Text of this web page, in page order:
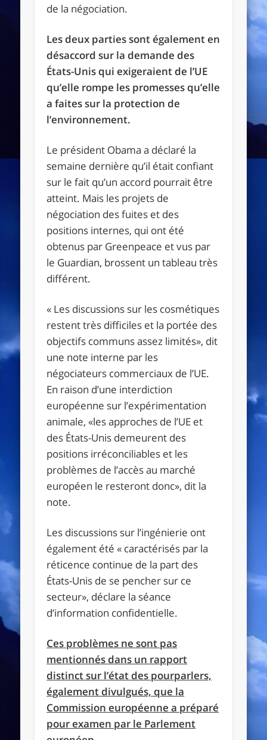
de la négociation.
Les deux parties sont également en
désaccord sur la demande des
États-Unis qui exigeraient de l’UE
qu’elle rompe les promesses qu’elle
a faites sur la protection de
l’environnement.
Le président Obama a déclaré la
semaine dernière qu’il était confiant
sur le fait qu’un accord pourrait être
atteint. Mais les projets de
négociation des fuites et des
positions internes, qui ont été
obtenus par Greenpeace et vus par
le Guardian, brossent un tableau très
différent.
« Les discussions sur les cosmétiques
restent très difficiles et la portée des
objectifs communs assez limités», dit
une note interne par les
négociateurs commerciaux de l’UE.
En raison d’une interdiction
européenne sur l’expérimentation
animale, «les approches de l’UE et
des États-Unis demeurent des
positions irréconciliables et les
problèmes de l’accès au marché
européen le resteront donc», dit la
note.
Les discussions sur l’ingénierie ont
également été « caractérisés par la
réticence continue de la part des
États-Unis de se pencher sur ce
secteur», déclare la séance
d’information confidentielle.
Ces problèmes ne sont pas
mentionnés dans un rapport
distinct sur l’état des pourparlers,
également divulgués, que la
Commission européenne a préparé
pour examen par le Parlement